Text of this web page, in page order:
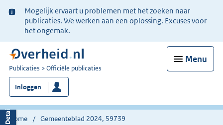
Ter
informatie:
Mogelijk ervaart u problemen met het zoeken naar
publicaties. We werken aan een oplossing. Excuses voor
het ongemak.
Menu
U
bent
nu
hier:
Publicaties Officiële publicaties
Inloggen
Home Gemeenteblad 2024, 59739